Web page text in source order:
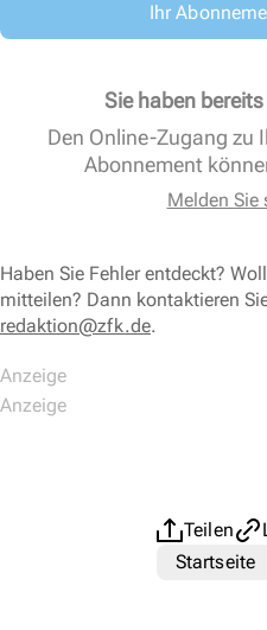
Ihr
Sie haben
Den Online-Zugang zu
Abonnement
Melden Sie
Haben Sie Fehler entdeckt?
mitteilen? Dann kontaktieren
redaktion@zfk.de.
Teilen
Startseite